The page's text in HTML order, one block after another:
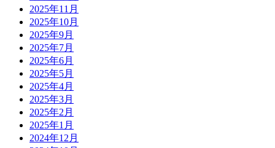
2025年11月
2025年10月
2025年9月
2025年7月
2025年6月
2025年5月
2025年4月
2025年3月
2025年2月
2025年1月
2024年12月